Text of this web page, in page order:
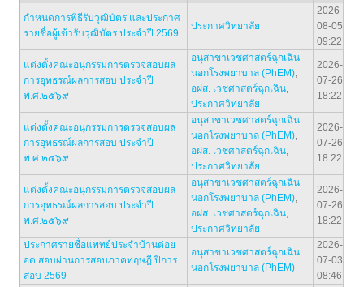
กำหนดการพิธีรับวุฒิบัตร และประกาศ
รายชื่อผู้เข้ารับวุฒิบัตร ประจำปี 2569
ประกาศวิทยาลัย
2026-
08-05
09:22
แต่งตั้งคณะอนุกรรมการตรวจสอบผล
การอุทธรณ์ผลการสอบ ประจำปี
พ.ศ.๒๕๖๙
อนุสาขาเวชศาสตร์ฉุกเฉิน
นอกโรงพยาบาล (PhEM),
อฝส. เวชศาสตร์ฉุกเฉิน,
ประกาศวิทยาลัย
2026-
07-26
18:22
แต่งตั้งคณะอนุกรรมการตรวจสอบผล
การอุทธรณ์ผลการสอบ ประจำปี
พ.ศ.๒๕๖๙
อนุสาขาเวชศาสตร์ฉุกเฉิน
นอกโรงพยาบาล (PhEM),
อฝส. เวชศาสตร์ฉุกเฉิน,
ประกาศวิทยาลัย
2026-
07-26
18:22
แต่งตั้งคณะอนุกรรมการตรวจสอบผล
การอุทธรณ์ผลการสอบ ประจำปี
พ.ศ.๒๕๖๙
อนุสาขาเวชศาสตร์ฉุกเฉิน
นอกโรงพยาบาล (PhEM),
อฝส. เวชศาสตร์ฉุกเฉิน,
ประกาศวิทยาลัย
2026-
07-26
18:22
ประกาศรายชื่อแพทย์ประจำบ้านต่อย
อด สอบผ่านการสอบภาคทฤษฎี ปีการ
สอบ 2569
อนุสาขาเวชศาสตร์ฉุกเฉิน
นอกโรงพยาบาล (PhEM)
2026-
07-03
08:46